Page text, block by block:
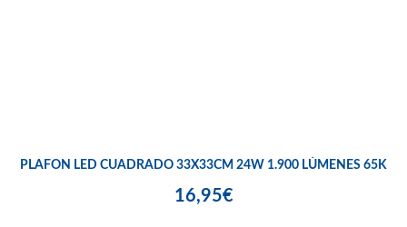
PLAFON LED CUADRADO 33X33CM 24W 1.900 LÚMENES 65K
16,95€